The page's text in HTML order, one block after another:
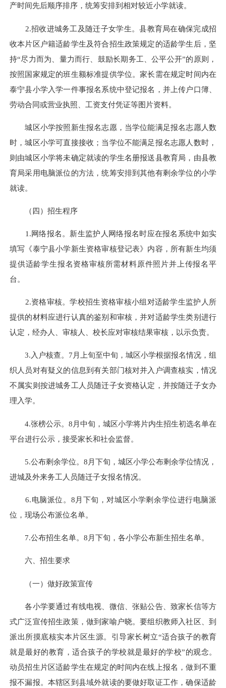
产时间先后顺序排序，统筹安排到相对较近小学就读。
2.招收进城务工及随迁子女学生。县教育局在确保完成招
收本片区户籍适龄学生及符合招生政策规定的适龄学生后，坚
持“尽力而为、量力而行、鼓励长期务工、公平公开”的原则，
按照国家规定的班生额标准提供学位。家长需在规定时间内在
泰宁县小学入学一件事报名系统中登记报名，并上传户口簿、
劳动合同或营业执照、工资支付凭证等图片资料。
城区小学按照新生报名志愿，当学位能满足报名志愿人数
时，城区小学可直接接收；当学位不能满足报名志愿人数时，
则由城区小学将未确定就读的学生名册报送县教育局，由县教
育局采用电脑派位的方法，统筹安排到其他有剩余学位的小学
就读。
（四）招生程序
1.网络报名。新生监护人网络报名时应在报名系统中如实
填写《泰宁县小学新生资格审核登记表》内容，所有新生均须
提供适龄学生报名资格审核所需材料原件照片并上传报名平
台。
2.资格审核。学校招生资格审核小组对适龄学生监护人所
提供的材料应进行认真的鉴别和审核，并对适龄学生类别进行
认定，经办人、审核人、校长应对审核结果审核， 以示负责。
3.入户核查。7月上旬至中旬，城区小学根据报名情况，组
织人员对有疑义的信息到有关部门核对并入户调查核实，情况
不属实则按进城务工人员随迁子女资格认定，并按随迁子女办
理入学。
4.张榜公示。8月中旬，城区小学将片内生招生初选名单在
平台进行公示，接受家长和社会监督。
5.公布剩余学位。8月下旬，城区小学公布剩余学位情况，
进城及外来务工人员随迁子女报名情况。
6.电脑派位。8月下旬，对城区小学剩余学位进行电脑派
位，现场公布派位名单。
7.公布招生名单。8月下旬，各小学公布新生招生名单。
六、招生要求
（一）做好政策宣传
各小学要通过有线电视、微信、张贴公告、致家长信等方
式广泛宣传招生政策，做到家喻户晓。要组织教师入社区、到
派出所摸底核实本片区生源。引导家长树立“适合孩子的教育
就是最好的教育，适合孩子的学校就是最好的学校”的观念。
动员招生片区适龄学生在规定的时间内在线上报名，做到不重
报不漏报。本辖区到县域外就读的要做好取证工作，确保适龄